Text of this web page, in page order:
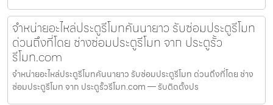
จำหน่ายอะไหล่ประตูรีโมทคันนายาว รับซ่อมประตูรีโมท
ด่วนถึงที่โดย ช่างซ่อมประตูรีโมท จาก ประตูรั้ว
รีโมท.com
จำหน่ายอะไหล่ประตูรีโมทคันนายาว รับซ่อมประตูรีโมท ด่วนถึงที่โดย ช่าง
ซ่อมประตูรีโมท จาก ประตูรั้วรีโมท.com — รับติดตั้งปร